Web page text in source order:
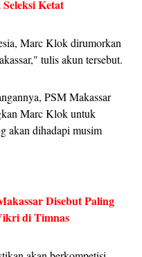
Ketat
Marc Klok dirumorkan
tulis akun tersebut.
PSM Makassar
Marc Klok untuk
akan dihadapi musim
Disebut Paling
di Timnas